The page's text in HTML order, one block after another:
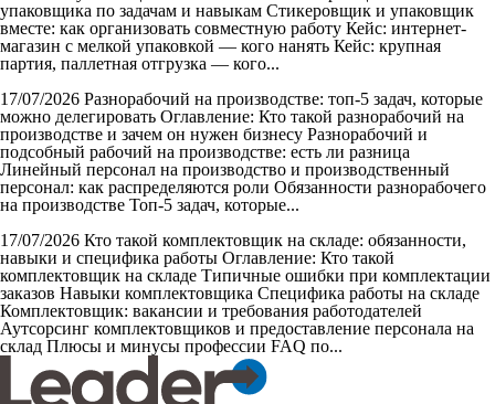
упаковщика по задачам и навыкам Стикеровщик и упаковщик
вместе: как организовать совместную работу Кейс: интернет-
магазин с мелкой упаковкой — кого нанять Кейс: крупная
партия, паллетная отгрузка — кого...
17/07/2026 Разнорабочий на производстве: топ-5 задач, которые
можно делегировать Оглавление: Кто такой разнорабочий на
производстве и зачем он нужен бизнесу Разнорабочий и
подсобный рабочий на производстве: есть ли разница
Линейный персонал на производство и производственный
персонал: как распределяются роли Обязанности разнорабочего
на производстве Топ-5 задач, которые...
17/07/2026 Кто такой комплектовщик на складе: обязанности,
навыки и специфика работы Оглавление: Кто такой
комплектовщик на складе Типичные ошибки при комплектации
заказов Навыки комплектовщика Специфика работы на складе
Комплектовщик: вакансии и требования работодателей
Аутсорсинг комплектовщиков и предоставление персонала на
склад Плюсы и минусы профессии FAQ по...